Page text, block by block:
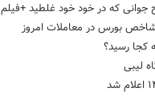
جوانی که در خود خود غلطید +فیلم
کجا رسید؟
لیبی